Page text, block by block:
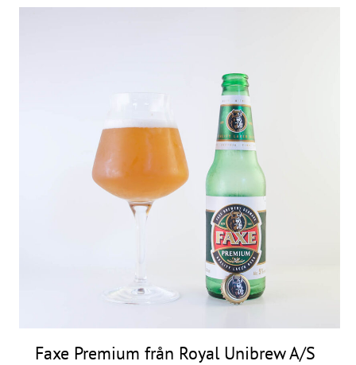
Faxe Premium från Royal Unibrew A/S